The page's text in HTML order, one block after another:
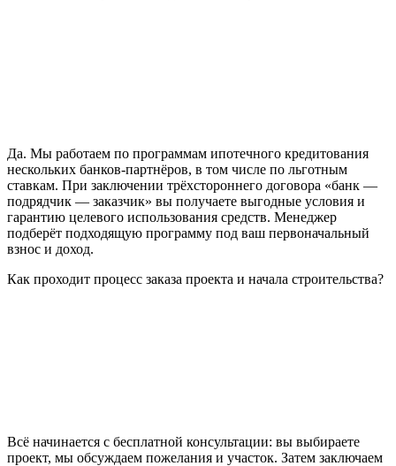
Да. Мы работаем по программам ипотечного кредитования
нескольких банков-партнёров, в том числе по льготным
ставкам. При заключении трёхстороннего договора «банк —
подрядчик — заказчик» вы получаете выгодные условия и
гарантию целевого использования средств. Менеджер
подберёт подходящую программу под ваш первоначальный
взнос и доход.
Как проходит процесс заказа проекта и начала строительства?
Всё начинается с бесплатной консультации: вы выбираете
проект, мы обсуждаем пожелания и участок. Затем заключаем